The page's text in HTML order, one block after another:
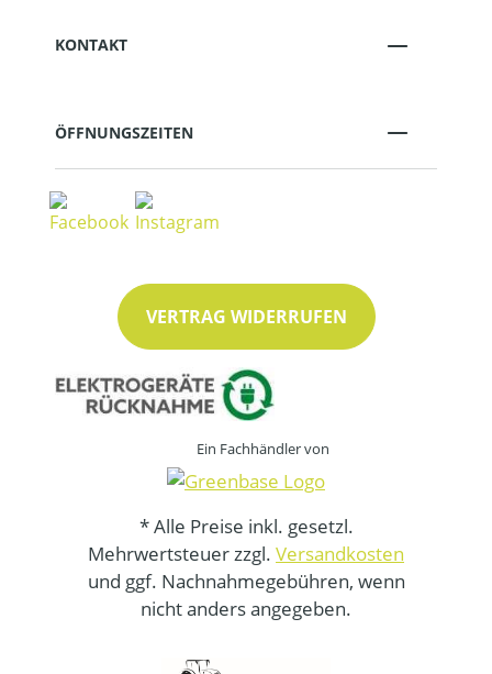
KONTAKT
ÖFFNUNGSZEITEN
VERTRAG WIDERRUFEN
Ein Fachhändler von
* Alle Preise inkl. gesetzl.
Mehrwertsteuer zzgl. Versandkosten
und ggf. Nachnahmegebühren, wenn
nicht anders angegeben.